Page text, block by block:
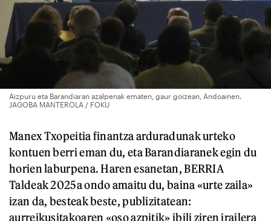
Aizpuru eta Barandiaran azalpenak ematen, gaur goizean, Andoainen.
JAGOBA MANTEROLA / FOKU
Manex Txopeitia finantza arduradunak urteko
kontuen berri eman du, eta Barandiaranek egin du
horien laburpena. Haren esanetan, BERRIA
Taldeak 2025a ondo amaitu du, baina «urte zaila»
izan da, besteak beste, publizitatean:
aurreikusitakoaren «oso azpitik» ibili ziren irailera